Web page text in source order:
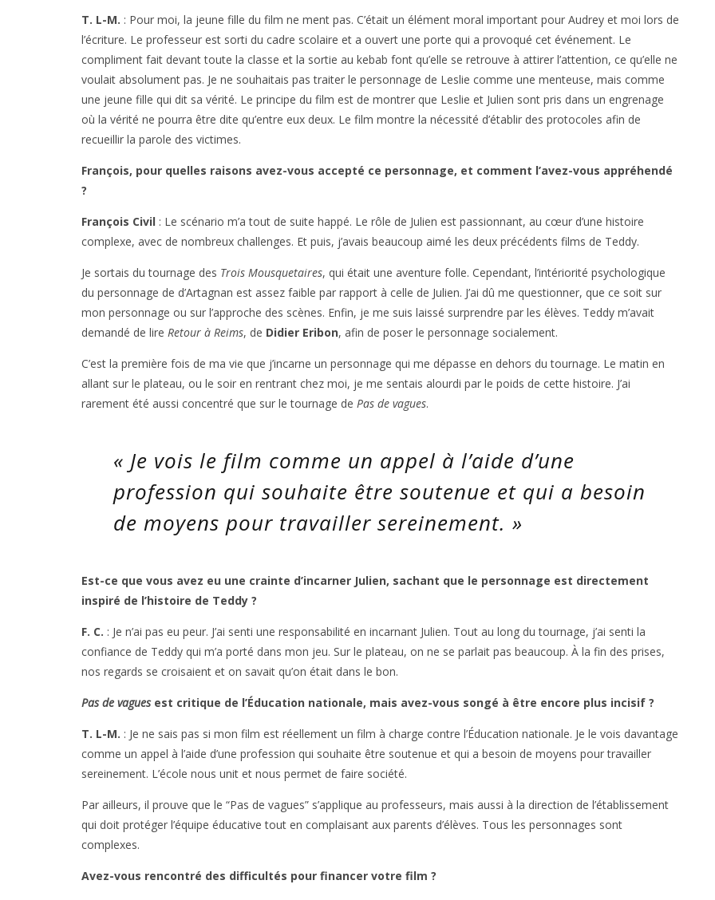
T. L-M. : Pour moi, la jeune fille du film ne ment pas. C’était un élément moral important pour Audrey et moi lors de
l’écriture. Le professeur est sorti du cadre scolaire et a ouvert une porte qui a provoqué cet événement. Le
compliment fait devant toute la classe et la sortie au kebab font qu’elle se retrouve à attirer l’attention, ce qu’elle ne
voulait absolument pas. Je ne souhaitais pas traiter le personnage de Leslie comme une menteuse, mais comme
une jeune fille qui dit sa vérité. Le principe du film est de montrer que Leslie et Julien sont pris dans un engrenage
où la vérité ne pourra être dite qu’entre eux deux. Le film montre la nécessité d’établir des protocoles afin de
recueillir la parole des victimes.
François, pour quelles raisons avez-vous accepté ce personnage, et comment l’avez-vous appréhendé
?
François Civil : Le scénario m’a tout de suite happé. Le rôle de Julien est passionnant, au cœur d’une histoire
complexe, avec de nombreux challenges. Et puis, j’avais beaucoup aimé les deux précédents films de Teddy.
Je sortais du tournage des Trois Mousquetaires, qui était une aventure folle. Cependant, l’intériorité psychologique
du personnage de d’Artagnan est assez faible par rapport à celle de Julien. J’ai dû me questionner, que ce soit sur
mon personnage ou sur l’approche des scènes. Enfin, je me suis laissé surprendre par les élèves. Teddy m’avait
demandé de lire Retour à Reims, de Didier Eribon, afin de poser le personnage socialement.
C’est la première fois de ma vie que j’incarne un personnage qui me dépasse en dehors du tournage. Le matin en
allant sur le plateau, ou le soir en rentrant chez moi, je me sentais alourdi par le poids de cette histoire. J’ai
rarement été aussi concentré que sur le tournage de Pas de vagues.
« Je vois le film comme un appel à l’aide d’une
profession qui souhaite être soutenue et qui a besoin
de moyens pour travailler sereinement. »
Est-ce que vous avez eu une crainte d’incarner Julien, sachant que le personnage est directement
inspiré de l’histoire de Teddy ?
F. C. : Je n’ai pas eu peur. J’ai senti une responsabilité en incarnant Julien. Tout au long du tournage, j’ai senti la
confiance de Teddy qui m’a porté dans mon jeu. Sur le plateau, on ne se parlait pas beaucoup. À la fin des prises,
nos regards se croisaient et on savait qu’on était dans le bon.
Pas de vaguesest critique de l’Éducation nationale, mais avez-vous songé à être encore plus incisif ?
T. L-M. : Je ne sais pas si mon film est réellement un film à charge contre l’Éducation nationale. Je le vois davantage
comme un appel à l’aide d’une profession qui souhaite être soutenue et qui a besoin de moyens pour travailler
sereinement. L’école nous unit et nous permet de faire société.
Par ailleurs, il prouve que le “Pas de vagues” s’applique au professeurs, mais aussi à la direction de l’établissement
qui doit protéger l’équipe éducative tout en complaisant aux parents d’élèves. Tous les personnages sont
complexes.
Avez-vous rencontré des difficultés pour financer votre film ?